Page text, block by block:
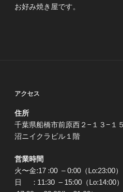
お好み焼き屋です。
アクセス
住所
千葉県船橋市前原西２
沼ニイクラビル１階
営業時間
火〜金:17 :00 – 0:00（Lo:23:00）
日 : 11:30 – 15:00（